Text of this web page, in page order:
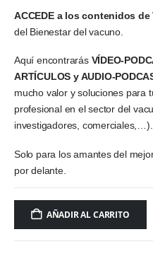
ACCEDE a los contenidos de
del Bienestar del vacuno.
Aquí encontrarás VÍDEO-
ARTÍCULOS y AUDIO-
mucho valor y soluciones para
profesional en el sector del
investigadores, comerciales,…).
Solo para los amantes del
por delante.
AÑADIR AL CARRITO